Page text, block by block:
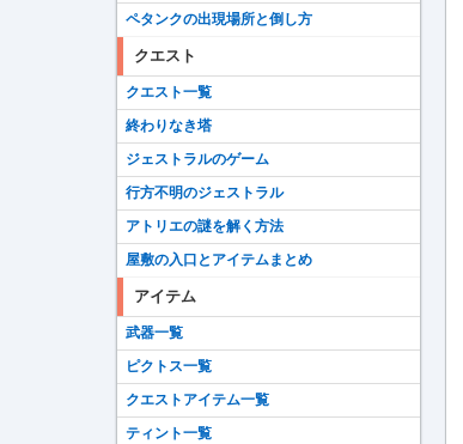
ペタンクの出現場所と倒し方
クエスト
クエスト一覧
終わりなき塔
ジェストラルのゲーム
行方不明のジェストラル
アトリエの謎を解く方法
屋敷の入口とアイテムまとめ
アイテム
武器一覧
ピクトス一覧
クエストアイテム一覧
ティント一覧